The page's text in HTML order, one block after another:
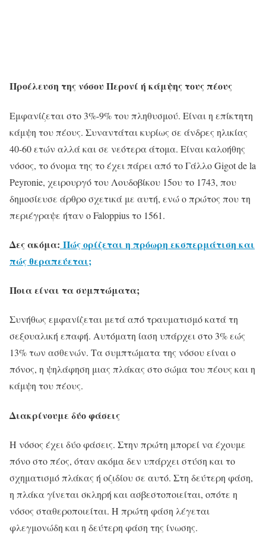
Προέλευση της νόσου Περονί ή κάμψης τους πέους
Εμφανίζεται στο 3%-9% του πληθυσμού. Είναι η επίκτητη
κάμψη του πέους. Συναντάται κυρίως σε άνδρες ηλικίας
40-60 ετών αλλά και σε νεότερα άτομα. Είναι καλοήθης
νόσος, το όνομα της το έχει πάρει από το Γάλλο Gigot de la
Peyronie, χειρουργό του Λουδοβίκου 15ου το 1743, που
δημοσίευσε άρθρο σχετικά με αυτή, ενώ ο πρώτος που τη
περιέγραψε ήταν ο Faloppius το 1561.
Δες ακόμα: Πώς ορίζεται η πρόωρη εκσπερμάτιση και
πώς θεραπεύεται;
Ποια είναι τα συμπτώματα;
Συνήθως εμφανίζεται μετά από τραυματισμό κατά τη
σεξουαλική επαφή. Αυτόματη ίαση υπάρχει στο 3% εώς
13% των ασθενών. Τα συμπτώματα της νόσου είναι ο
πόνος, η ψηλάφηση μιας πλάκας στο σώμα του πέους και η
κάμψη του πέους.
Διακρίνουμε δύο φάσεις
Η νόσος έχει δύο φάσεις. Στην πρώτη μπορεί να έχουμε
πόνο στο πέος, όταν ακόμα δεν υπάρχει στύση και το
σχηματισμό πλάκας ή οζιδίου σε αυτό. Στη δεύτερη φάση,
η πλάκα γίνεται σκληρή και ασβεστοποιείται, οπότε η
νόσος σταθεροποιείται. Η πρώτη φάση λέγεται
φλεγμονώδη και η δεύτερη φάση της ίνωσης.